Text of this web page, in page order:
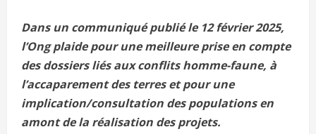
Dans un communiqué publié le 12 février 2025,
l’Ong plaide pour une meilleure prise en compte
des dossiers liés aux conflits homme-faune, à
l’accaparement des terres et pour une
implication/consultation des populations en
amont de la réalisation des projets.